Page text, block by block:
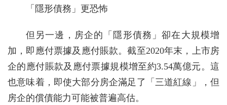
「隱形債務」更恐怖
但另一邊，房企的「隱形債務」卻在大規模增
加，即應付票據及應付賬款。截至2020年末，上市房
企的應付賬款及應付票據規模增至約3.54萬億元。這
也意味着，即使大部分房企滿足了「三道紅線」，但
房企的償債能力可能被普遍高估。